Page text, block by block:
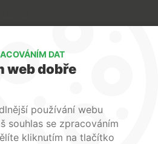
DAT
web dobře
používání webu
souhlas se zpracováním
kliknutím na tlačítko